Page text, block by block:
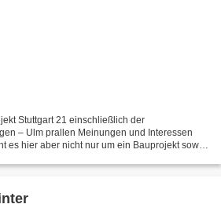
Stuttgart 21 einschließlich der
– Ulm prallen Meinungen und Interessen
es hier aber nicht nur um ein Bauprojekt sowie